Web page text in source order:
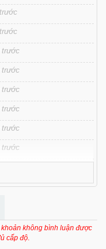
trước
trước
trước
trước
trước
trước
trước
trước không bình luận được
cấp độ.